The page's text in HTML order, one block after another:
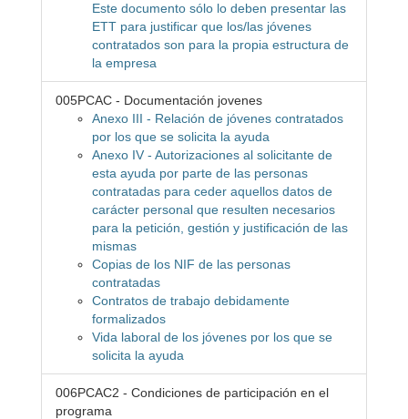
Este documento sólo lo deben presentar las
ETT para justificar que los/las jóvenes
contratados son para la propia estructura de
la empresa
005PCAC - Documentación jovenes
Anexo III - Relación de jóvenes contratados
por los que se solicita la ayuda
Anexo IV - Autorizaciones al solicitante de
esta ayuda por parte de las personas
contratadas para ceder aquellos datos de
carácter personal que resulten necesarios
para la petición, gestión y justificación de las
mismas
Copias de los NIF de las personas
contratadas
Contratos de trabajo debidamente
formalizados
Vida laboral de los jóvenes por los que se
solicita la ayuda
006PCAC2 - Condiciones de participación en el
programa